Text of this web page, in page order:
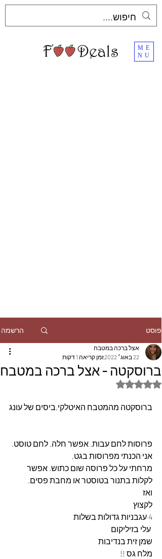
ME
NU
פוסט הרשמה
ברוסקטה - אצל ברכה במטבח
אצל ברכה במטבח
22 באוג׳ 2022
זמן קריאה 1 דקות
דירוג של NaN מתוך 5 כוכבים
ברוסקטה מהמטבח האיטלקי,ביסים של עונג
פרוסות לחם עבות. אפשר חלה. לחם טוסט.
אני הכנתי מפרוסות בגט,
מרחתי על כל פרוסה שום כתוש. אפשר
לקלות בתנור בטוסטר או מחבת פסים.
ואז
לקצוץ
4 עגבניות גדולות בשלות
שמן זית בנדיבות
מלח גס !!